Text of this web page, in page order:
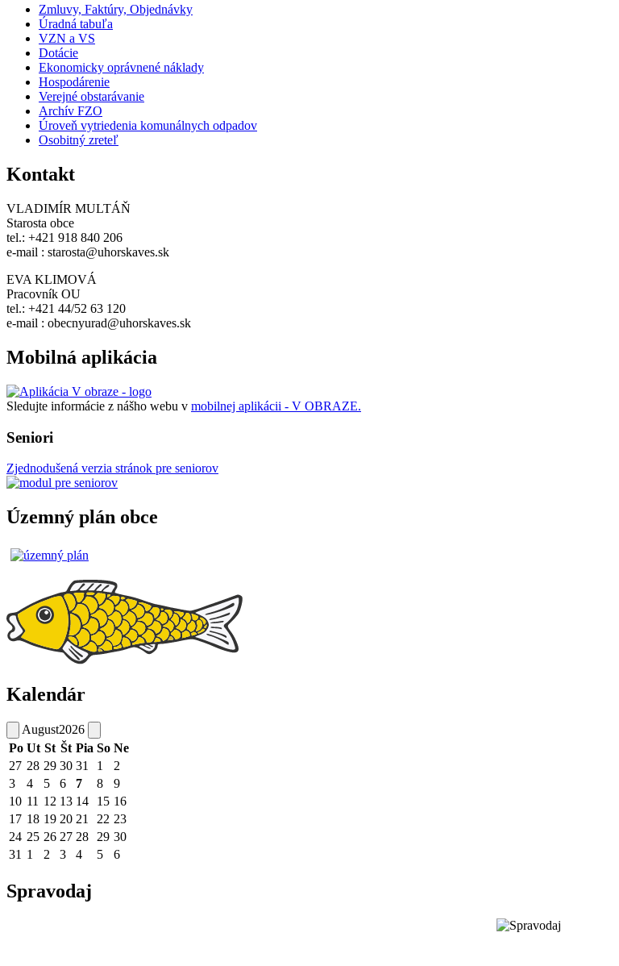
Zmluvy, Faktúry, Objednávky
Úradná tabuľa
VZN a VS
Dotácie
Ekonomicky oprávnené náklady
Hospodárenie
Verejné obstarávanie
Archív FZO
Úroveň vytriedenia komunálnych odpadov
Osobitný zreteľ
Kontakt
VLADIMÍR MULTÁŇ
Starosta obce
tel.: +421 918 840 206
e-mail : starosta@uhorskaves.sk
EVA KLIMOVÁ
Pracovník OU
tel.: +421 44/52 63 120
e-mail : obecnyurad@uhorskaves.sk
Mobilná aplikácia
Sledujte informácie z nášho webu v mobilnej aplikácii - V OBRAZE.
Seniori
Zjednodušená verzia stránok pre seniorov
Územný plán obce
Kalendár
August2026
Po Ut St Št Pia So Ne
27 28 29 30 31 1
2
3
4 5 6 7 8
9
10 11 12 13 14 15 16
17 18 19 20 21 22 23
24 25 26 27 28 29 30
31 1 2 3 4 5 6
Spravodaj